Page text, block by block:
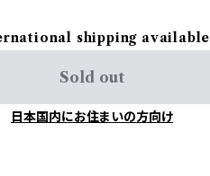
shipping available
Sold out
日本国内にお住まいの方向け